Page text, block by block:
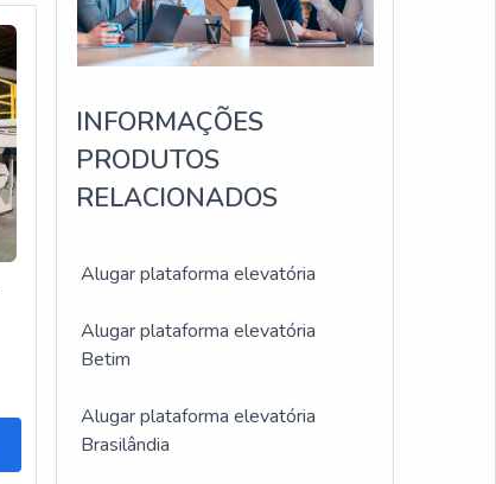
INFORMAÇÕES
PRODUTOS
RELACIONADOS
Alugar plataforma elevatória
Alugar plataforma elevatória
Betim
Alugar plataforma elevatória
Brasilândia